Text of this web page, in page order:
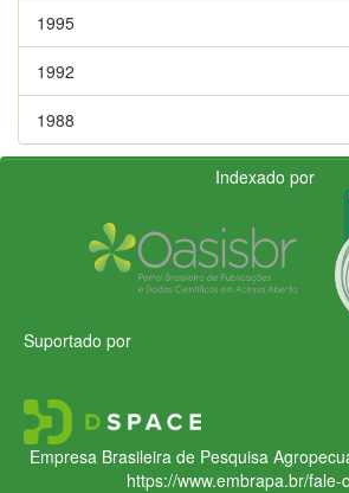
1995
1992
1988
Indexado por
Suportado por
Empresa Brasileira de Pesquisa
https://www.embrapa.br/fale-